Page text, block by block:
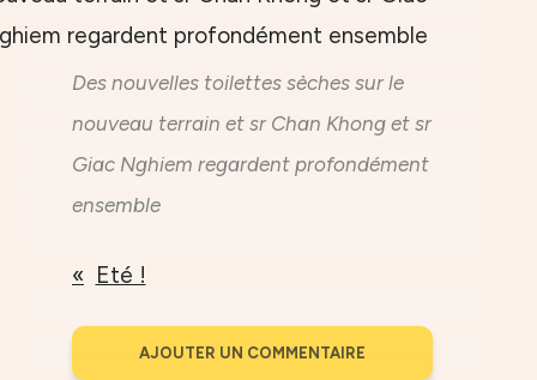
Des nouvelles toilettes sèches sur le
nouveau terrain et sr Chan Khong et sr
Giac Nghiem regardent profondément
ensemble
Eté !
AJOUTER UN COMMENTAIRE